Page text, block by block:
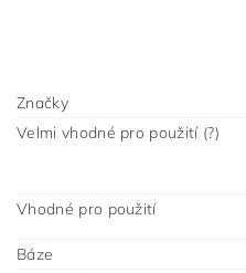
Značky
Velmi vhodné pro použití (?)
Vhodné pro použití
Báze